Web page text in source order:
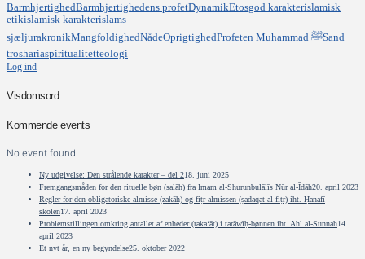
BarmhjertighedBarmhjertighedens profetDynamikEtosgod karakterislamisk
etikislamisk karakterislams
sjæljurakronikMangfoldighedNådeOprigtighed Profeten Muḥammad ﷺSand
troshariaspiritualitetteologi
Log ind
Visdomsord
Kommende events
No event found!
Ny udgivelse: Den strålende karakter – del 218. juni 2025
Fremgangsmåden for den rituelle bøn (ṣalāh) fra Imam al-Shurunbulālīs Nūr al-Īḍāḥ20. april 2023
Regler for den obligatoriske almisse (zakāh) og fiṭr-almissen (ṣadaqat al-fiṭr) iht. Ḥanafī
skolen17. april 2023
Problemstillingen omkring antallet af enheder (raka‘āt) i tarāwīḥ-bønnen iht. Ahl al-Sunnah14.
april 2023
Et nyt år, en ny begyndelse25. oktober 2022